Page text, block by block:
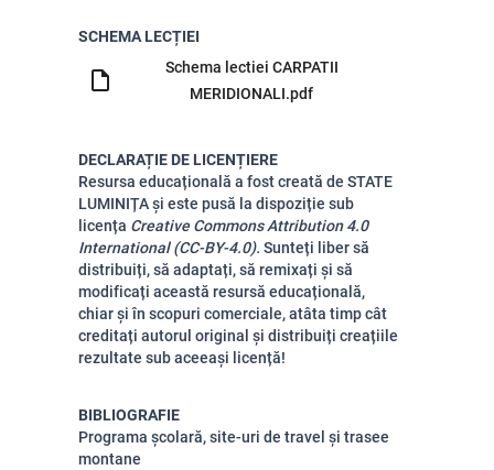
SCHEMA LECȚIEI
Schema lectiei CARPATII
MERIDIONALI.pdf
DECLARAȚIE DE LICENȚIERE
Resursa educațională a fost creată de STATE
LUMINIȚAși este pusă la dispoziție sub
licența Creative Commons Attribution4.0
International (CC-BY-4.0). Sunteți liber să
distribuiți, să adaptați, să remixați și să
modificați această resursă educațională,
chiar și în scopuri comerciale, atâta timp cât
creditați autorul original și distribuiți creațiile
rezultate sub aceeași licență!
BIBLIOGRAFIE
Programa școlară, site-uri de travel și trasee
montane